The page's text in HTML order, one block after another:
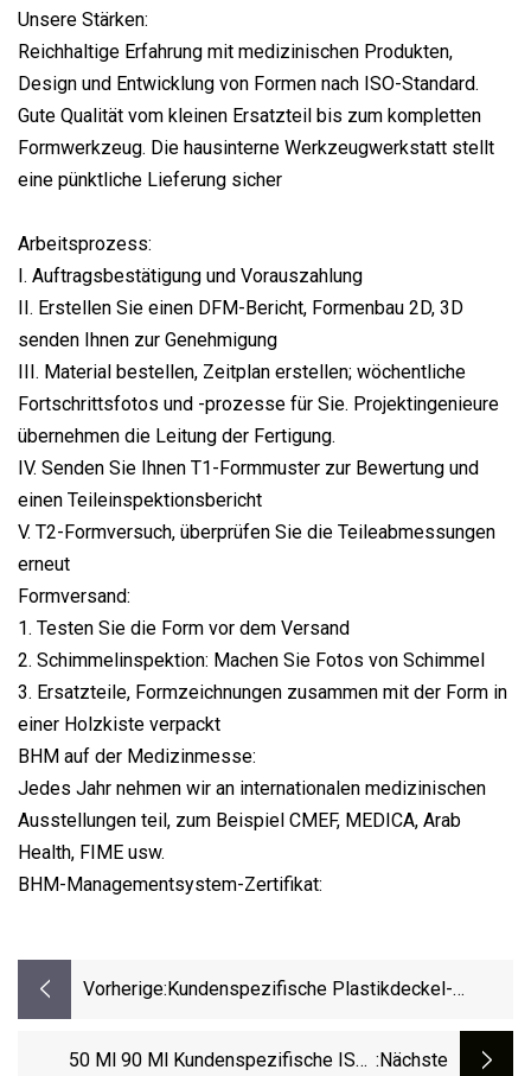
Unsere Stärken:
Reichhaltige Erfahrung mit medizinischen Produkten,
Design und Entwicklung von Formen nach ISO-Standard.
Gute Qualität vom kleinen Ersatzteil bis zum kompletten
Formwerkzeug. Die hausinterne Werkzeugwerkstatt stellt
eine pünktliche Lieferung sicher
Arbeitsprozess:
I. Auftragsbestätigung und Vorauszahlung
II. Erstellen Sie einen DFM-Bericht, Formenbau 2D, 3D
senden Ihnen zur Genehmigung
III. Material bestellen, Zeitplan erstellen; wöchentliche
Fortschrittsfotos und -prozesse für Sie. Projektingenieure
übernehmen die Leitung der Fertigung.
IV. Senden Sie Ihnen T1-Formmuster zur Bewertung und
einen Teileinspektionsbericht
V. T2-Formversuch, überprüfen Sie die Teileabmessungen
erneut
Formversand:
1. Testen Sie die Form vor dem Versand
2. Schimmelinspektion: Machen Sie Fotos von Schimmel
3. Ersatzteile, Formzeichnungen zusammen mit der Form in
einer Holzkiste verpackt
BHM auf der Medizinmesse:
Jedes Jahr nehmen wir an internationalen medizinischen
Ausstellungen teil, zum Beispiel CMEF, MEDICA, Arab
Health, FIME usw.
BHM-Managementsystem-Zertifikat:
Vorherige:Kundenspezifische Plastikdeckel-
Form
50 Ml 90 Ml Kundenspezifische ISO- :nächste